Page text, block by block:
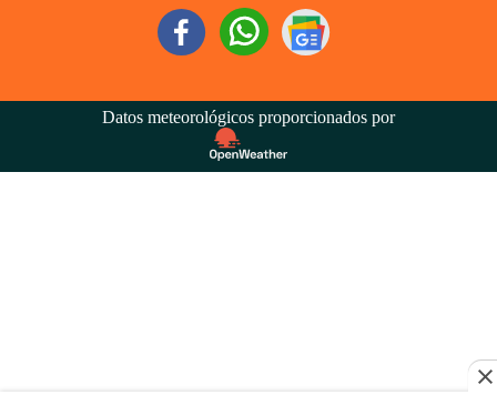
Datos meteorológicos proporcionados por